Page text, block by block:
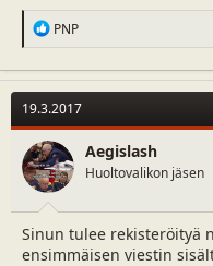
R
e
c
t
i
o
n
s
:
PNP
19.3.2017
Aegislash
Huoltovalikon jäsen
Sinun tulee rekisteröityä
ensimmäisen viestin